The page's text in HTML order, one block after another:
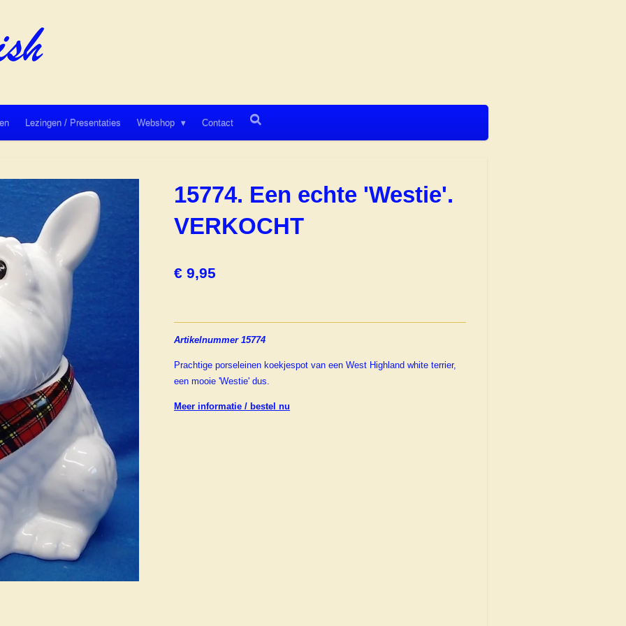
Lezingen / Presentaties Webshop Contact
15774. Een echte 'Westie'.
VERKOCHT
€ 9,95
Artikelnummer 15774
Prachtige porseleinen koekjespot van een West Highland white terrier,
een mooie 'Westie' dus.
Meer informatie / bestel nu